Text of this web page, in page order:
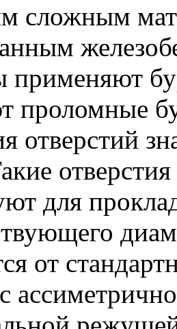
сложным
применяют
проломные
отверстий
для
от